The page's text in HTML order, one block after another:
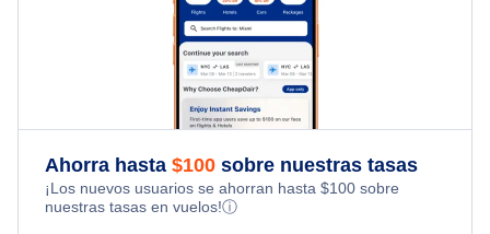
Flights Under $49
Flights Under $99
Flights from Londres to Nueva York
Flights from Toronto to Shanghai
Flights from Nueva York to Milán
Kid Friendly Vacations
Romantic Vacations
Ahorra hasta $100 sobre nuestras tasas
¡Los nuevos usuarios se ahorran hasta $100 sobre
nuestras tasas en vuelos!ⓘ